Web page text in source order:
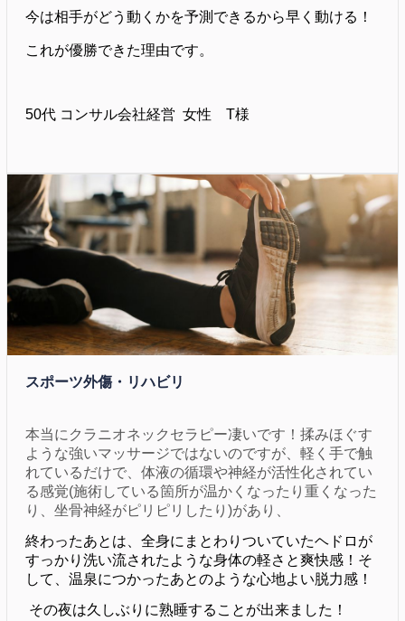
今は相手がどう動くかを予測できるから早く動ける！
これが優勝できた理由です。
50代 コンサル会社経営 女性 T様
スポーツ外傷・リハビリ
本当にクラニオネックセラピー凄いです！揉みほぐす
ような強いマッサージではないのですが、軽く手で触
れているだけで、体液の循環や神経が活性化されてい
る感覚(施術している箇所が温かくなったり重くなった
り、坐骨神経がピリピリしたり)があり、
終わったあとは、全身にまとわりついていたヘドロが
すっかり洗い流されたような身体の軽さと爽快感！そ
して、温泉につかったあとのような心地よい脱力感！
その夜は久しぶりに熟睡することが出来ました！